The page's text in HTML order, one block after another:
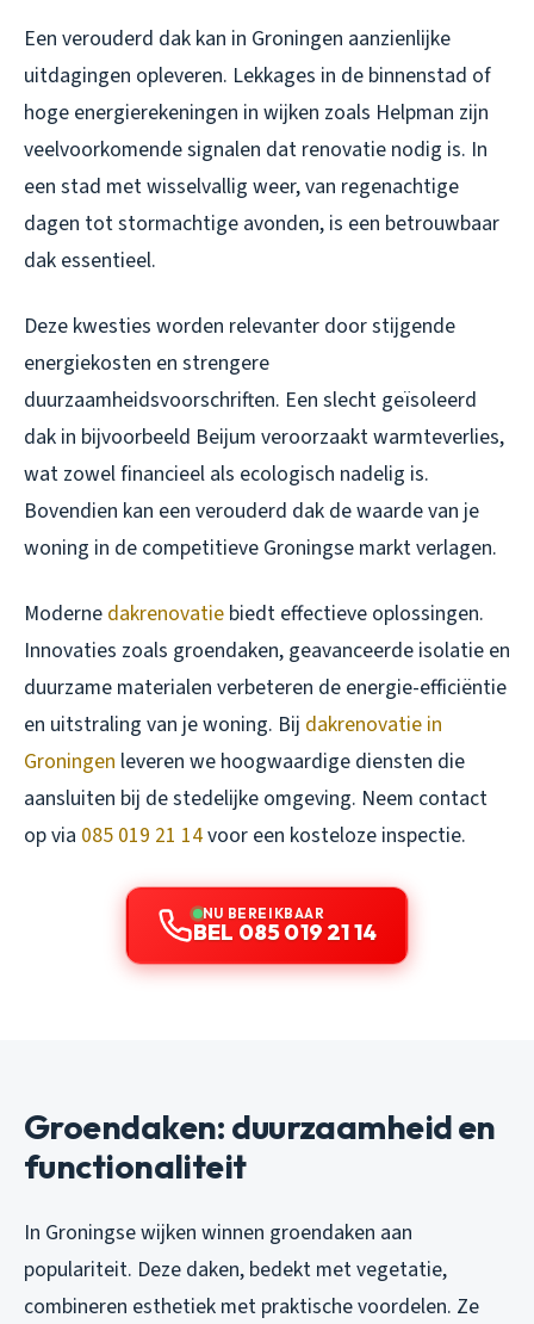
Een verouderd dak kan in Groningen aanzienlijke
uitdagingen opleveren. Lekkages in de binnenstad of
hoge energierekeningen in wijken zoals Helpman zijn
veelvoorkomende signalen dat renovatie nodig is. In
een stad met wisselvallig weer, van regenachtige
dagen tot stormachtige avonden, is een betrouwbaar
dak essentieel.
Deze kwesties worden relevanter door stijgende
energiekosten en strengere
duurzaamheidsvoorschriften. Een slecht geïsoleerd
dak in bijvoorbeeld Beijum veroorzaakt warmteverlies,
wat zowel financieel als ecologisch nadelig is.
Bovendien kan een verouderd dak de waarde van je
woning in de competitieve Groningse markt verlagen.
Moderne dakrenovatie biedt effectieve oplossingen.
Innovaties zoals groendaken, geavanceerde isolatie en
duurzame materialen verbeteren de energie-efficiëntie
en uitstraling van je woning. Bij dakrenovatie in
Groningen leveren we hoogwaardige diensten die
aansluiten bij de stedelijke omgeving. Neem contact
op via 085 019 21 14voor een kosteloze inspectie.
NU BEREIKBAAR
BEL 085 019 21 14
Groendaken: duurzaamheid en
functionaliteit
In Groningse wijken winnen groendaken aan
populariteit. Deze daken, bedekt met vegetatie,
combineren esthetiek met praktische voordelen. Ze